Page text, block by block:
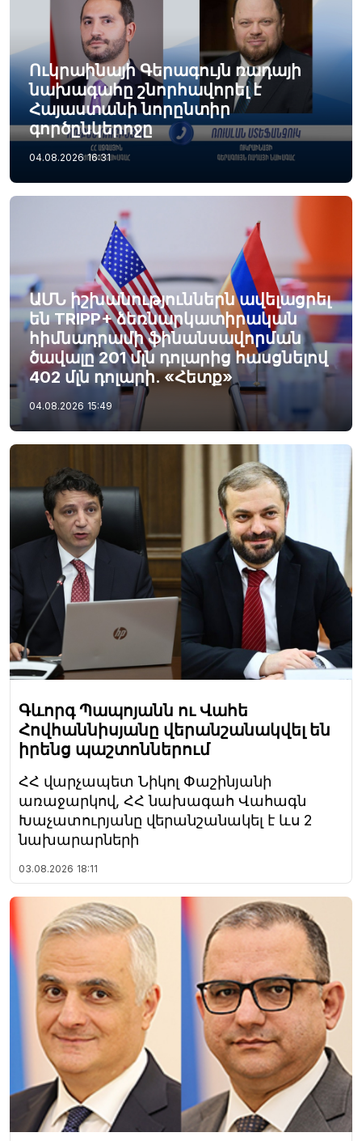
Ուկրաինայի Գերագույն ռադայի
նախագահը շնորհավորել է
Հայաստանի նորընտիր
գործընկերոջը
04.08.2026 16:31
ԱՄՆ իշխանություններն ավելացրել
են TRIPP+ ձեռնարկատիրական
հիմնադրամի ֆինանսավորման
ծավալը 201 մլն դոլարից հասցնելով
402 մլն դոլարի. «Հետք»
04.08.2026 15:49
Գևորգ Պապոյանն ու Վահե
Հովհաննիսյանը վերանշանակվել են
իրենց պաշտոններում
ՀՀ վարչապետ Նիկոլ Փաշինյանի
առաջարկով, ՀՀ նախագահ Վահագն
Խաչատուրյանը վերանշանակել է ևս 2
նախարարների
03.08.2026 18:11